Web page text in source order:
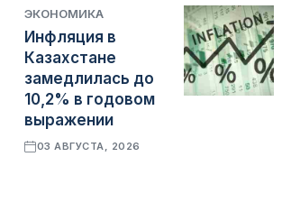
ЭКОНОМИКА
Инфляция в
Казахстане
замедлилась до
10,2% в годовом
выражении
03 АВГУСТА, 2026